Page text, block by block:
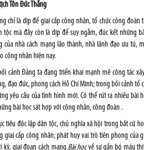
Tôn Đức Thắng
chỉ là dịp để giai cấp công nhân, tổ chức công
mà đây còn là dịp để suy ngẫm, đúc kết những
nhà cách mạng lão thành, nhà lãnh đạo ưu tú,
công nhân hiện nay.
cảnh Đảng ta đang triển khai mạnh mẽ công tác
đạo đức, phong cách Hồ Chí Minh; trong bối cảnh tổ
yêu cầu của tình hình mới. Có thể rút ra nhiều bài
bài học sát hợp với công nhân, công đoàn .
tiêu độc lập dân tộc, chủ nghĩa xã hội trong bất cứ
cấp công nhân; phát huy vai trò tiên phong của
giai đoạn cách mạng.Bài họcvề sự gắn bó máu